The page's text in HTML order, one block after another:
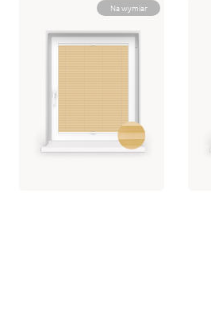
Na wymiar
PLISA BIANCA 0-
153,75 zł